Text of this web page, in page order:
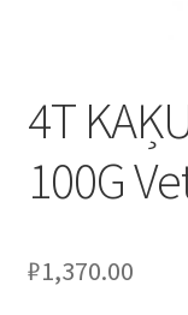
4T
100G
₽1,370.00